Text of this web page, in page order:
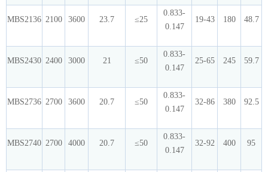
MBS2136 2100 3600 23.7 ≤25
0.833-
0.147
19-43 180 48.7
MBS2430 2400 3000 21 ≤50
0.833-
0.147
25-65 245 59.7
MBS2736 2700 3600 20.7 ≤50
0.833-
0.147
32-86 380 92.5
MBS2740 2700 4000 20.7 ≤50
0.833-
0.147
32-92 400 95